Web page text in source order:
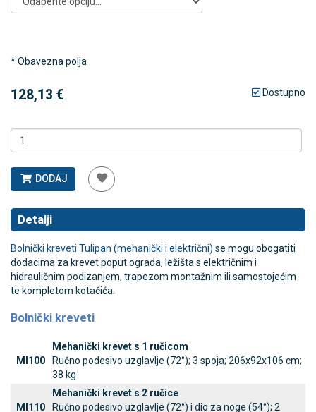
* Obavezna polja
128,13 € Dostupno
DODAJ
Detalji
Bolnički kreveti Tulipan (mehanički i električni) se mogu obogatiti
dodacima za krevet poput ograda, ležišta s električnim i
hidrauličnim podizanjem, trapezom montažnim ili samostojećim
te kompletom kotačića.
Bolnički kreveti
MI100
Mehanički krevet s 1 ručicom
Ručno podesivo uzglavlje (72°); 3 spoja; 206x92x106 cm;
38 kg
MI110
Mehanički krevet s 2 ručice
Ručno podesivo uzglavlje (72°) i dio za noge (54°); 2